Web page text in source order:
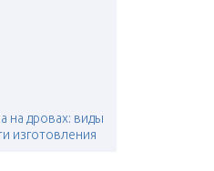
на дровах: виды
изготовления